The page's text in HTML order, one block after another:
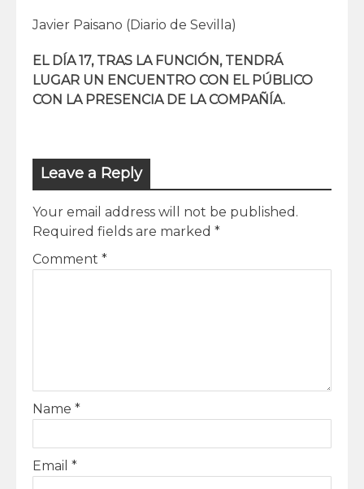
Javier Paisano (Diario de Sevilla)
EL DÍA 17, TRAS LA FUNCIÓN, TENDRÁ
LUGAR UN ENCUENTRO CON EL PÚBLICO
CON LA PRESENCIA DE LA COMPAÑÍA.
Leave a Reply
Your email address will not be published.
Required fields are marked *
Comment *
Name *
Email *